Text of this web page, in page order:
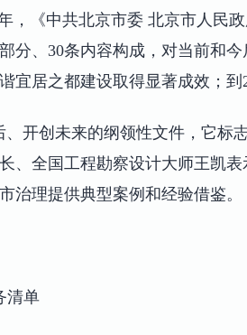
，《中共北京市委 北京市人民
分、30条内容构成，对当前和
宜居之都建设取得显著成效；
、开创未来的纲领性文件，它标
、全国工程勘察设计大师王凯
治理提供典型案例和经验借鉴。
清单